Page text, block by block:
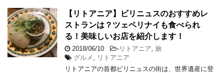
【リトアニア】ビリニュスのおすすめレ
ストランは？ツェペリナイも食べられ
る！美味しいお店を紹介します！
2018/06/10 - リトアニア 旅
グルメ
リトアニア
リトアニアの首都ビリニュスの街は、世界遺産に登